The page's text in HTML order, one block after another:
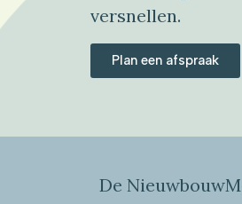
versnellen.
Plan een afspraak
De